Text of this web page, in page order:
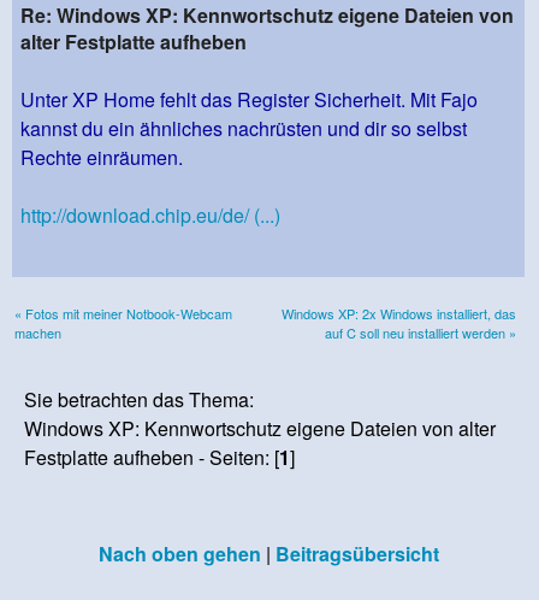
Re: Windows XP: Kennwortschutz eigene Dateien von
alter Festplatte aufheben
Unter XP Home fehlt das Register Sicherheit. Mit Fajo
kannst du ein ähnliches nachrüsten und dir so selbst
Rechte einräumen.
http://download.chip.eu/de/ (...)
« Fotos mit meiner Notbook-Webcam
machen
Windows XP: 2x Windows installiert, das
auf C soll neu installiert werden »
Sie betrachten das Thema:
Windows XP: Kennwortschutz eigene Dateien von alter
Festplatte aufheben - Seiten: [1]
Nach oben gehen | Beitragsübersicht